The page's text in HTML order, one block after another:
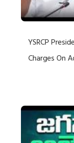
YSRCP
Charges On